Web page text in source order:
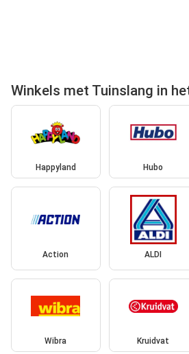
Winkels met Tuinslang in
Happyland Hubo
Action ALDI
Wibra Kruidvat